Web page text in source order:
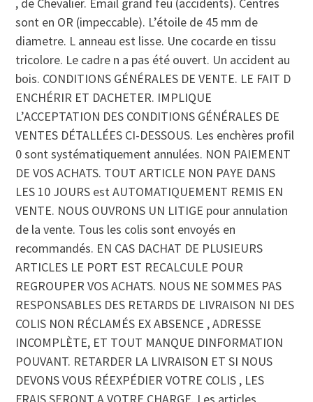
, de Chevalier. Émail grand feu (accidents). Centres
sont en OR (impeccable). L’étoile de 45 mm de
diametre. L anneau est lisse. Une cocarde en tissu
tricolore. Le cadre n a pas été ouvert. Un accident au
bois. CONDITIONS GÉNÉRALES DE VENTE. LE FAIT D
ENCHÉRIR ET DACHETER. IMPLIQUE
L’ACCEPTATION DES CONDITIONS GÉNÉRALES DE
VENTES DÉTALLÉES CI-DESSOUS. Les enchères profil
0 sont systématiquement annulées. NON PAIEMENT
DE VOS ACHATS. TOUT ARTICLE NON PAYE DANS
LES 10 JOURS est AUTOMATIQUEMENT REMIS EN
VENTE. NOUS OUVRONS UN LITIGE pour annulation
de la vente. Tous les colis sont envoyés en
recommandés. EN CAS DACHAT DE PLUSIEURS
ARTICLES LE PORT EST RECALCULE POUR
REGROUPER VOS ACHATS. NOUS NE SOMMES PAS
RESPONSABLES DES RETARDS DE LIVRAISON NI DES
COLIS NON RÉCLAMÉS EX ABSENCE , ADRESSE
INCOMPLÈTE, ET TOUT MANQUE DINFORMATION
POUVANT. RETARDER LA LIVRAISON ET SI NOUS
DEVONS VOUS RÉEXPÉDIER VOTRE COLIS , LES